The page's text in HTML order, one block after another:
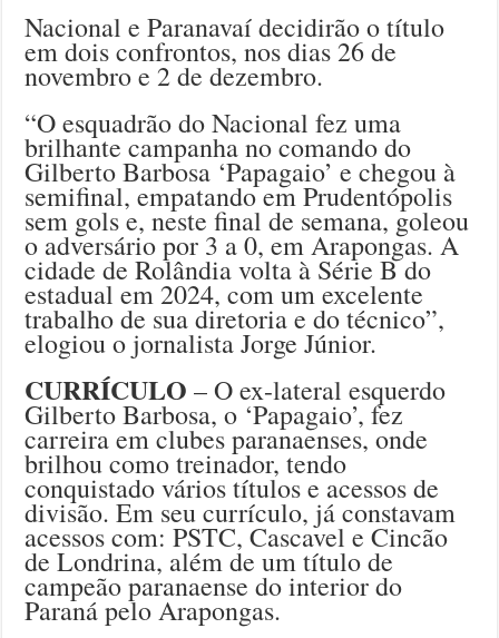
Nacional e Paranavaí decidirão o título
em dois confrontos, nos dias 26 de
novembro e 2 de dezembro.
“O esquadrão do Nacional fez uma
brilhante campanha no comando do
Gilberto Barbosa ‘Papagaio’ e chegou à
semifinal, empatando em Prudentópolis
sem gols e, neste final de semana, goleou
o adversário por 3 a 0, em Arapongas. A
cidade de Rolândia volta à Série B do
estadual em 2024, com um excelente
trabalho de sua diretoria e do técnico”,
elogiou o jornalista Jorge Júnior.
CURRÍCULO – O ex-lateral esquerdo
Gilberto Barbosa, o ‘Papagaio’, fez
carreira em clubes paranaenses, onde
brilhou como treinador, tendo
conquistado vários títulos e acessos de
divisão. Em seu currículo, já constavam
acessos com: PSTC, Cascavel e Cincão
de Londrina, além de um título de
campeão paranaense do interior do
Paraná pelo Arapongas.